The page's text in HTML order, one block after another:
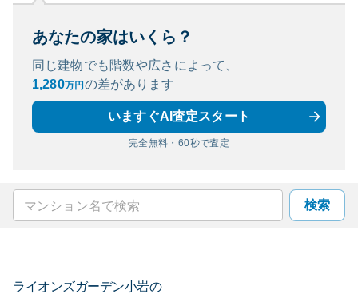
あなたの家はいくら？
同じ建物でも階数や広さによって、
1,280万円 の差があります
いますぐAI査定スタート
完全無料・60秒で査定
検索
ライオンズガーデン小岩の